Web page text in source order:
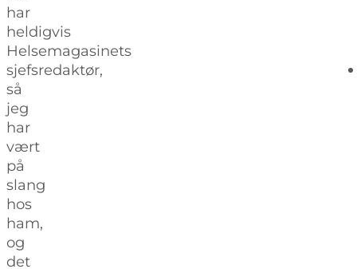
har
heldigvis
Helsemagasinets
sjefsredaktør,
så
jeg
har
vært
på
slang
hos
ham,
og
det